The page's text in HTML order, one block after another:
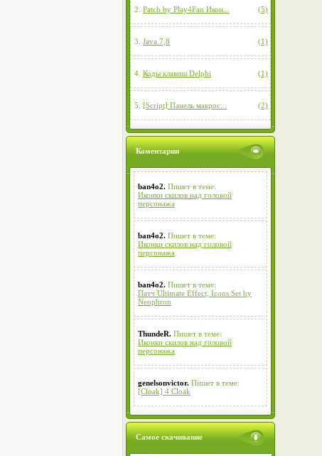
2. Patch by Play4Fan Икон... (5)
3. Java 7,8 (1)
4. Коды клавиш Delphi (1)
5. [Script] Панель макрос... (2)
Коментарии
ban4o2. Пишет в теме:
Иконки скилов над головой
персонажа
ban4o2. Пишет в теме:
Иконки скилов над головой
персонажа
ban4o2. Пишет в теме:
Патч Ultimate Effect, Icons Set by
Neophron
ThundeR. Пишет в теме:
Иконки скилов над головой
персонажа
genelsonvictor. Пишет в теме:
[Cloak] 4 Cloak
Самое скачивание